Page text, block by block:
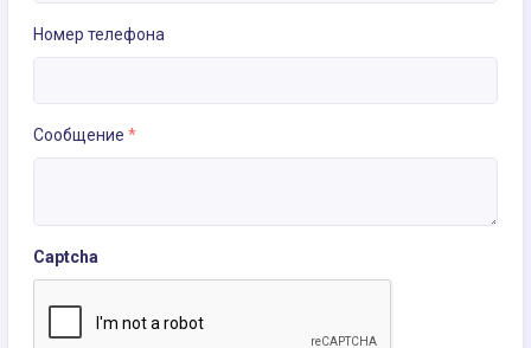
Номер телефона
Сообщение *
Captcha